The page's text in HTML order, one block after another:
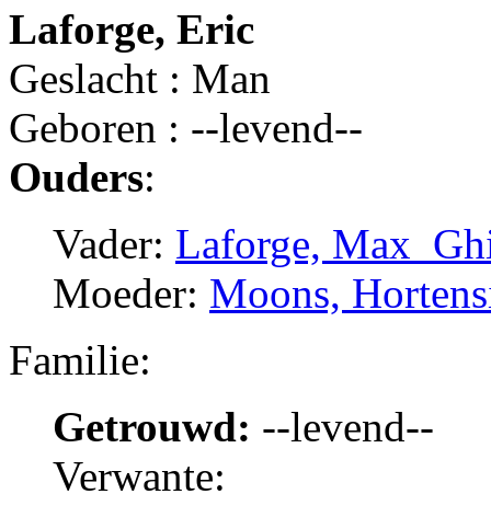
Laforge, Eric
Geslacht : Man
Geboren : --levend--
Ouders:
Vader: Laforge,
Moeder: Moons,
Familie:
Getrouwd: --levend--
Verwante: